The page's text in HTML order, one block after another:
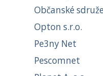
Občanské
Opton s.r.o.
Pe3ny Net
Pescomnet